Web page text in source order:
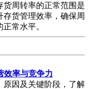
货周转率的正常范围是
货管理效率，确保周
常水平。
效率与竞争力
原因及关键阶段，了解